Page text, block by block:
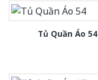
Tủ Quần Áo 54